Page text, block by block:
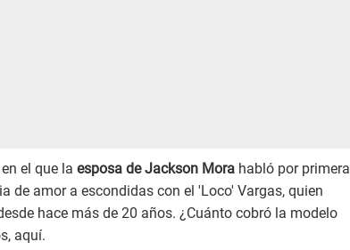
el que la esposa de Jackson Mora habló por primera
de amor a escondidas con el 'Loco' Vargas, quien
hace más de 20 años. ¿Cuánto cobró la modelo
aquí.